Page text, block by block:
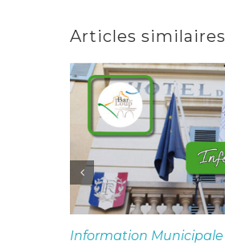
Articles similaires
Information Municipale